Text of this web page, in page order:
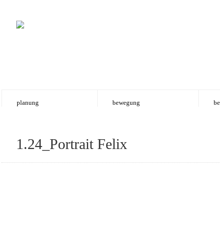
planung bewegung
1.24_Portrait Felix